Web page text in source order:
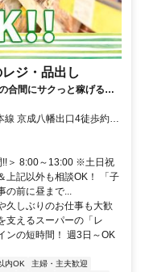
ジ・品出し
合間にサクっと稼げる＆
京成八幡出口4徒歩約17
」徒歩10分／冨貴島小そ
!!＞ 8:00～13:00 ※土日祝
上記以外も相談OK！ 「子
の前に昼まで...
久しぶりのお仕事も大歓
支えるスーパーの「レ
ンの短時間！ 週3日～OK
内OK
主婦・主夫歓迎